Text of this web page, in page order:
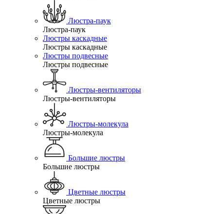
Люстра-паук
Люстра-паук
Люстры каскадные
Люстры каскадные
Люстры подвесные
Люстры подвесные
Люстры-вентиляторы
Люстры-вентиляторы
Люстры-молекула
Люстры-молекула
Большие люстры
Большие люстры
Цветные люстры
Цветные люстры